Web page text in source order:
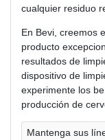
cualquier residuo
En Bevi, creemos
producto
resultados de
dispositivo de
experimente los
producción de
Mantenga sus